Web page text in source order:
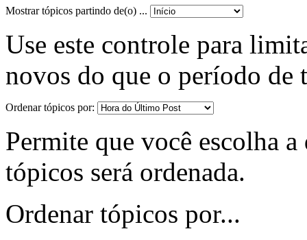
Mostrar tópicos partindo de(o) ...
Use este controle para
novos do que o período de
Ordenar tópicos por:
Permite que você escolha
tópicos será ordenada.
Ordenar tópicos por...